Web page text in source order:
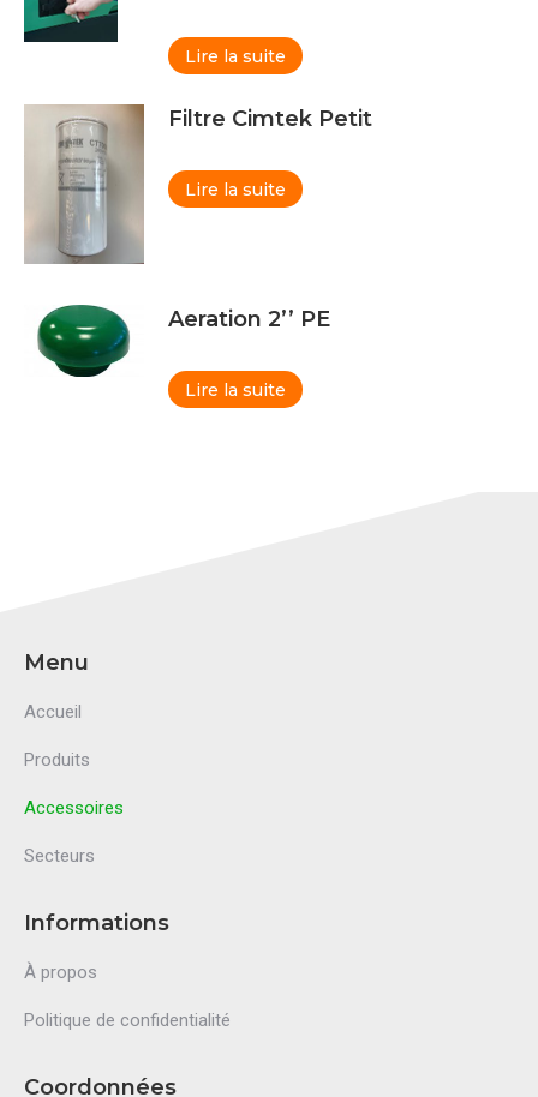
Lire la suite
Filtre Cimtek Petit
Lire la suite
Aeration 2’’ PE
Lire la suite
Menu
Accueil
Produits
Accessoires
Secteurs
Informations
À propos
Politique de confidentialité
Coordonnées